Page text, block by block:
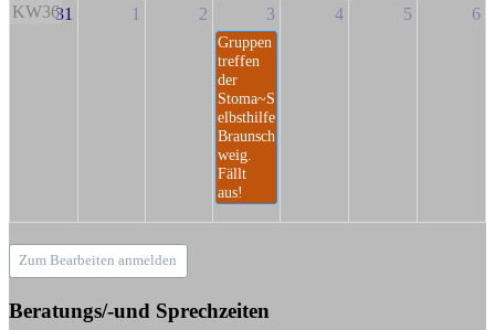
KW3631 1 2 3
Gruppen
treffen
der
Stoma~S
elbsthilfe
Braunsch
weig.
Fällt
aus!
4 5 6
Zum Bearbeiten anmelden
Beratungs/-und Sprechzeiten